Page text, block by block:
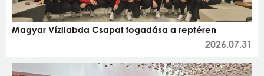
Magyar Vízilabda Csapat fogadása a reptéren
2026.07.31